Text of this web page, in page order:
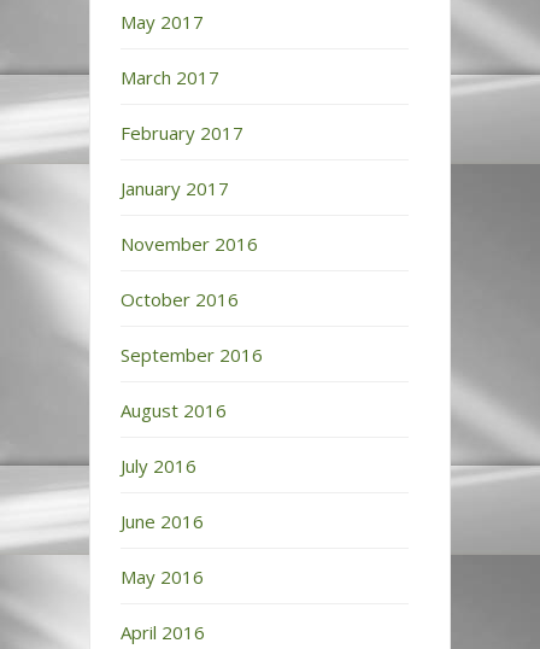
May 2017
March 2017
February 2017
January 2017
November 2016
October 2016
September 2016
August 2016
July 2016
June 2016
May 2016
April 2016